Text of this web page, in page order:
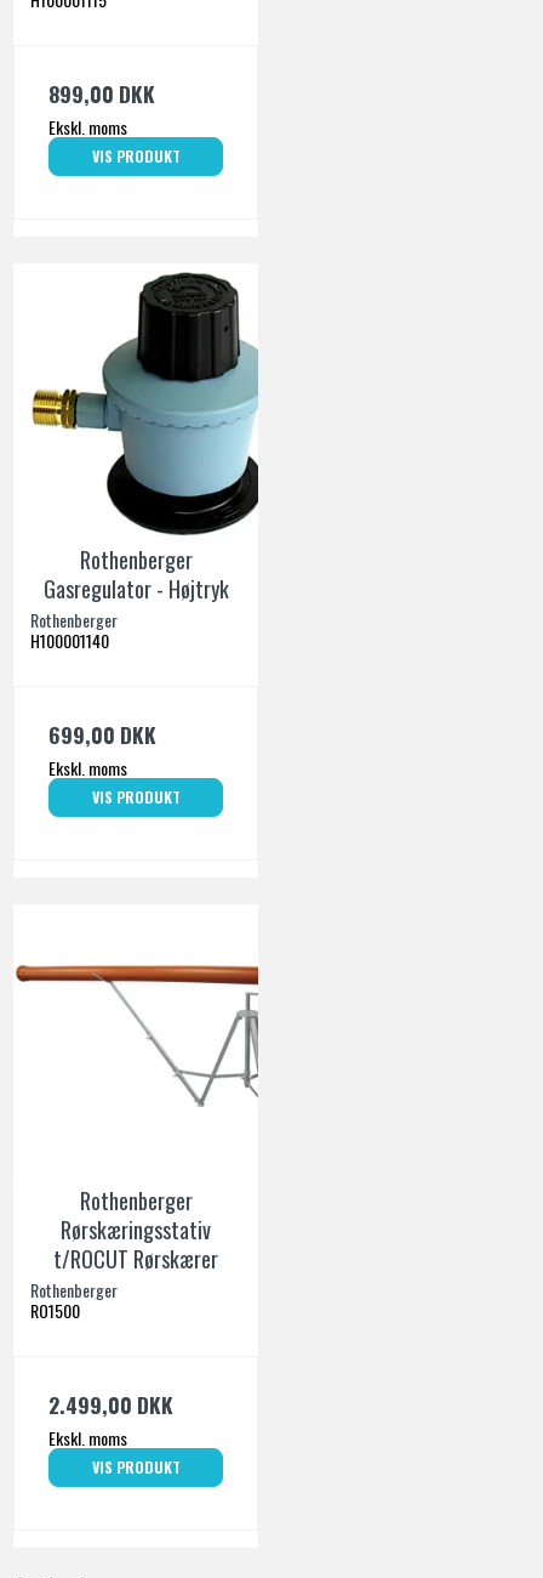
899,00 DKK
Ekskl. moms
VIS PRODUKT
Rothenberger
Gasregulator - Højtryk
Rothenberger
H100001140
699,00 DKK
Ekskl. moms
VIS PRODUKT
Rothenberger
Rørskæringsstativ
t/ROCUT Rørskærer
Rothenberger
RO1500
2.499,00 DKK
Ekskl. moms
VIS PRODUKT